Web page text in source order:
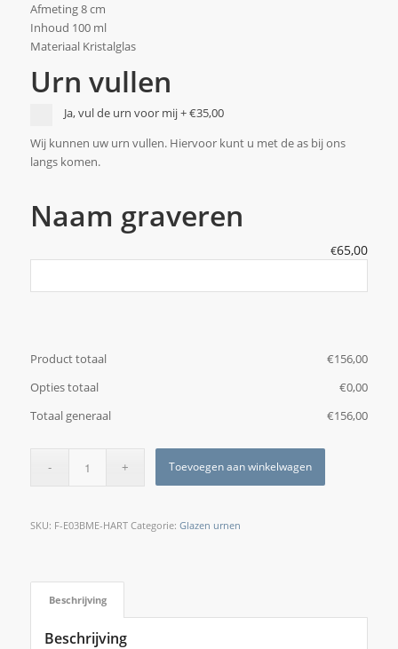
Afmeting 8 cm
Inhoud 100 ml
Materiaal Kristalglas
Urn vullen
Ja, vul de urn voor mij+€35,00
Wij kunnen uw urn vullen. Hiervoor kunt u met de as bij ons
langs komen.
Naam graveren
€65,00
Product totaal €‎156,00
Opties totaal
€‎0,00
Totaal generaal
€‎156,00
Toevoegen aan winkelwagen
SKU: F-E03BME-HART Categorie: Glazen urnen
Beschrijving
Beschrijving